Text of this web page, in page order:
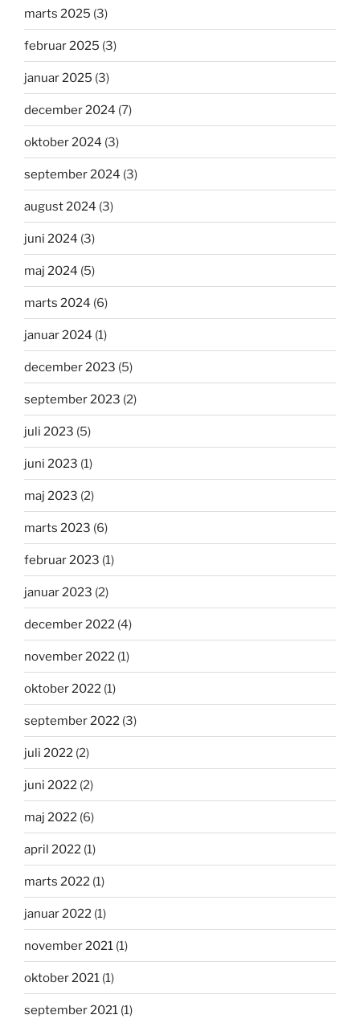
marts 2025 (3)
februar 2025 (3)
januar 2025 (3)
december 2024 (7)
oktober 2024 (3)
september 2024 (3)
august 2024 (3)
juni 2024 (3)
maj 2024 (5)
marts 2024 (6)
januar 2024 (1)
december 2023 (5)
september 2023 (2)
juli 2023 (5)
juni 2023 (1)
maj 2023 (2)
marts 2023 (6)
februar 2023 (1)
januar 2023 (2)
december 2022 (4)
november 2022 (1)
oktober 2022 (1)
september 2022 (3)
juli 2022 (2)
juni 2022 (2)
maj 2022 (6)
april 2022 (1)
marts 2022 (1)
januar 2022 (1)
november 2021 (1)
oktober 2021 (1)
september 2021 (1)